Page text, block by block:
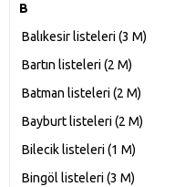
B
Balıkesir listeleri‎ (3 M)
Bartın listeleri‎ (2 M)
Batman listeleri‎ (2 M)
Bayburt listeleri‎ (2 M)
Bilecik listeleri‎ (1 M)
Bingöl listeleri‎ (3 M)